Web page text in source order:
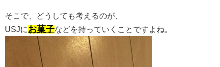
そこで、どうしても考えるのが、
USJにお菓子などを持っていくことですよね。